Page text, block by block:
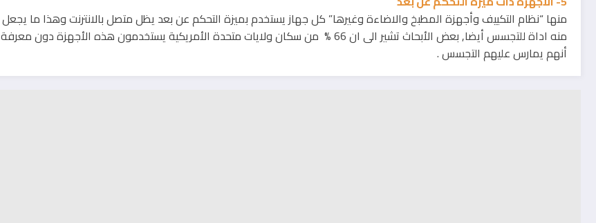
منها “نظام التكييف وأجهزة المطبخ والاضاءة وغيرها” كل جهاز يستخدم بميزة التحكم عن بعد يظل متصل بالانترنت وهذا ما يجعل
منه اداة للتجسس أيضا, بعض الأبحاث تشير الى ان 66 % من سكان ولايات متحدة الأمريكية يستخدمون هذه الأجهزة دون معرفة
أنهم يمارس عليهم التجسس .